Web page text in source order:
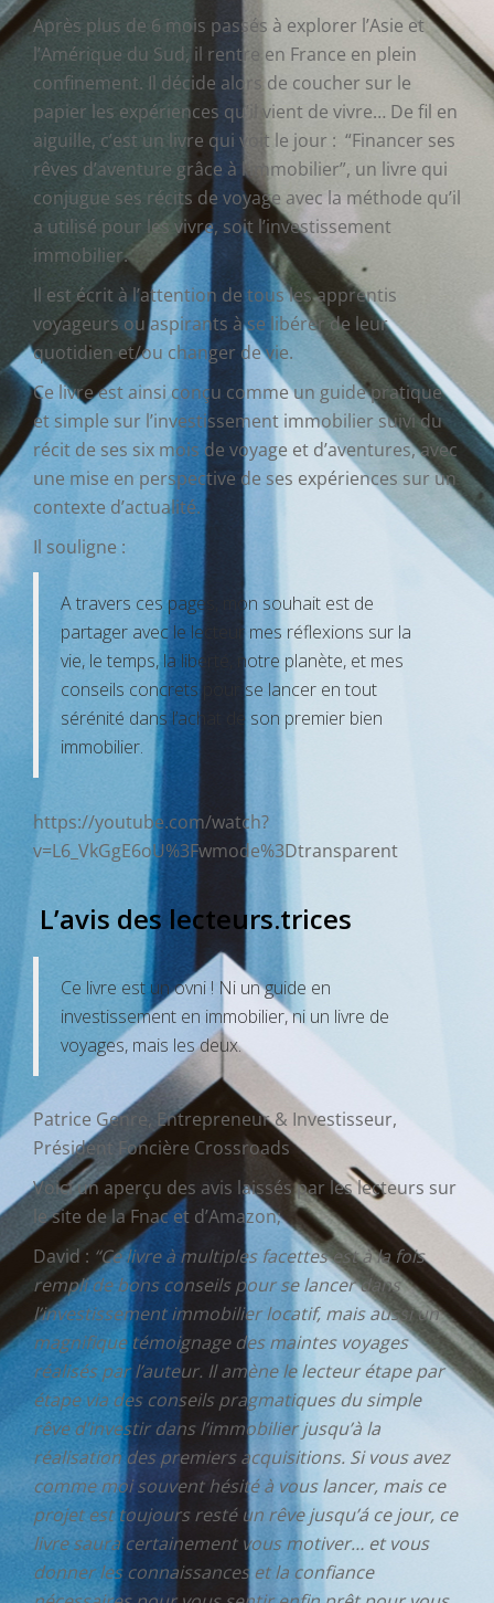
Après plus de 6 mois passés à explorer l’Asie et
l’Amérique du Sud, il rentre en France en plein
confinement. Il décide alors de coucher sur le
papier les expériences qu’il vient de vivre… De fil en
aiguille, c’est un livre qui voit le jour : “Financer ses
rêves d’aventure grâce à l’immobilier”, un livre qui
conjugue ses récits de voyage avec la méthode qu’il
a utilisé pour les vivre, soit l’investissement
immobilier.
Il est écrit à l’attention de tous les apprentis
voyageurs ou aspirants à se libérer de leur
quotidien et/ou changer de vie.
Ce livre est ainsi conçu comme un guide pratique
et simple sur l’investissement immobilier suivi du
récit de ses six mois de voyage et d’aventures, avec
une mise en perspective de ses expériences sur un
contexte d’actualité.
Il souligne :
A travers ces pages, mon souhait est de
partager avec le lecteur mes réflexions sur la
vie, le temps, la liberté, notre planète, et mes
conseils concrets pour se lancer en tout
sérénité dans l’achat de son premier bien
immobilier.
https://youtube.com/watch?
v=L6_VkGgE6oU%3Fwmode%3Dtransparent
L’avis des lecteurs.trices
Ce livre est un ovni ! Ni un guide en
investissement en immobilier, ni un livre de
voyages, mais les deux.
Patrice Genre, Entrepreneur & Investisseur,
Président Foncière Crossroads
Voici un aperçu des avis laissés par les lecteurs sur
le site de la Fnac et d’Amazon;
David : “Ce livre à multiples facettes est à la fois
rempli de bons conseils pour se lancer dans
l’investissement immobilier locatif, mais aussi un
magnifique témoignage des maintes voyages
réalisés par l’auteur. Il amène le lecteur étape par
étape via des conseils pragmatiques du simple
rêve d’investir dans l’immobilier jusqu’à la
réalisation des premiers acquisitions. Si vous avez
comme moi souvent hésité à vous lancer, mais ce
projet est toujours resté un rêve jusqu’á ce jour, ce
livre saura certainement vous motiver… et vous
donner les connaissances et la confiance